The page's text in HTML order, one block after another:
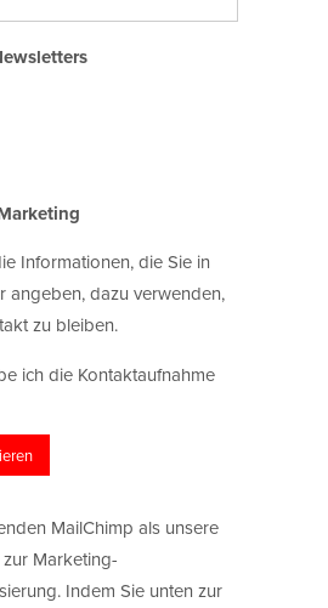
Informationen, die Sie in
angeben, dazu verwenden,
zu bleiben.
ich die Kontaktaufnahme
MailChimp als unsere
Marketing-
Indem Sie unten zur